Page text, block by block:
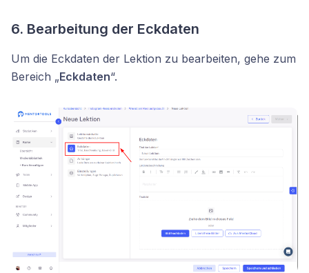
6. Bearbeitung der Eckdaten
Um die Eckdaten der Lektion zu bearbeiten, gehe zum
Bereich „Eckdaten“.